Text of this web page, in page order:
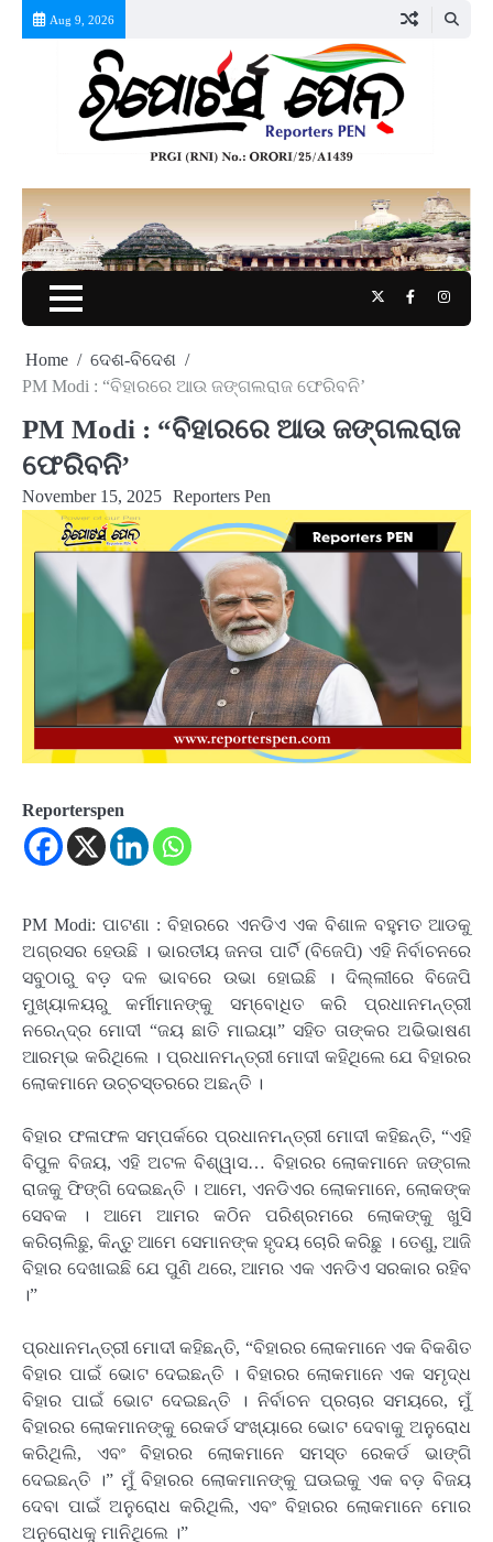
Aug 9, 2026
TwitterFacebook
Home
ଦେଶ-ବିଦେଶ
PM Modi : “ବିହାରରେ ଆଉ ଜଙ୍ଗଲରାଜ ଫେରିବନି’
PM Modi : “ବିହାରରେ ଆଉ ଜଙ୍ଗଲରାଜ
ଫେରିବନି’
November 15, 2025 Reporters Pen
Reporterspen
PM Modi: ପାଟଣା : ବିହାରରେ ଏନଡିଏ ଏକ ବିଶାଳ ବହୁମତ ଆଡକୁ
ଅଗ୍ରସର ହେଉଛି । ଭାରତୀୟ ଜନତା ପାର୍ଟି (ବିଜେପି) ଏହି ନିର୍ବାଚନରେ
ସବୁଠାରୁ ବଡ଼ ଦଳ ଭାବରେ ଉଭା ହୋଇଛି । ଦିଲ୍ଲୀରେ ବିଜେପି
ମୁଖ୍ୟାଳୟରୁ କର୍ମୀମାନଙ୍କୁ ସମ୍ବୋଧିତ କରି ପ୍ରଧାନମନ୍ତ୍ରୀ
ନରେନ୍ଦ୍ର ମୋଦୀ “ଜୟ ଛାତି ମାଇୟା” ସହିତ ତାଙ୍କର ଅଭିଭାଷଣ
ଆରମ୍ଭ କରିଥିଲେ । ପ୍ରଧାନମନ୍ତ୍ରୀ ମୋଦୀ କହିଥିଲେ ଯେ ବିହାରର
ଲୋକମାନେ ଉଚ୍ଚସ୍ତରରେ ଅଛନ୍ତି ।
ବିହାର ଫଳାଫଳ ସମ୍ପର୍କରେ ପ୍ରଧାନମନ୍ତ୍ରୀ ମୋଦୀ କହିଛନ୍ତି, “ଏହି
ବିପୁଳ ବିଜୟ, ଏହି ଅଟଳ ବିଶ୍ୱାସ… ବିହାରର ଲୋକମାନେ ଜଙ୍ଗଲ
ରାଜକୁ ଫିଙ୍ଗି ଦେଇଛନ୍ତି । ଆମେ, ଏନଡିଏର ଲୋକମାନେ, ଲୋକଙ୍କ
ସେବକ । ଆମେ ଆମର କଠିନ ପରିଶ୍ରମରେ ଲୋକଙ୍କୁ ଖୁସି
କରିଚାଲିଛୁ, କିନ୍ତୁ ଆମେ ସେମାନଙ୍କ ହୃଦୟ ଚୋରି କରିଛୁ । ତେଣୁ, ଆଜି
ବିହାର ଦେଖାଇଛି ଯେ ପୁଣି ଥରେ, ଆମର ଏକ ଏନଡିଏ ସରକାର ରହିବ
।”
ପ୍ରଧାନମନ୍ତ୍ରୀ ମୋଦୀ କହିଛନ୍ତି, “ବିହାରର ଲୋକମାନେ ଏକ ବିକଶିତ
ବିହାର ପାଇଁ ଭୋଟ ଦେଇଛନ୍ତି । ବିହାରର ଲୋକମାନେ ଏକ ସମୃଦ୍ଧ
ବିହାର ପାଇଁ ଭୋଟ ଦେଇଛନ୍ତି । ନିର୍ବାଚନ ପ୍ରଚାର ସମୟରେ, ମୁଁ
ବିହାରର ଲୋକମାନଙ୍କୁ ରେକର୍ଡ ସଂଖ୍ୟାରେ ଭୋଟ ଦେବାକୁ ଅନୁରୋଧ
କରିଥିଲି, ଏବଂ ବିହାରର ଲୋକମାନେ ସମସ୍ତ ରେକର୍ଡ ଭାଙ୍ଗି
ଦେଇଛନ୍ତି ।” ମୁଁ ବିହାରର ଲୋକମାନଙ୍କୁ ଘଊଇକୁ ଏକ ବଡ଼ ବିଜୟ
ଦେବା ପାଇଁ ଅନୁରୋଧ କରିଥିଲି, ଏବଂ ବିହାରର ଲୋକମାନେ ମୋର
ଅନୁରୋଧକୁ ମାନିଥିଲେ ।”